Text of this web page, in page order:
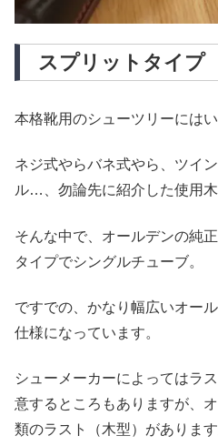
スプリットタイプ
本格靴用のシューツリーには
ネジ式やらバネ式やら、ツイ
ル…、勿論先に紹介した使用木
そんな中で、オールデンの純
タイプでシングルチューブ。
ですでの、かなり幅広いオー
仕様になっています。
シューメーカーによってはラ
意するところもありますが、
類のラスト（木型）がありま